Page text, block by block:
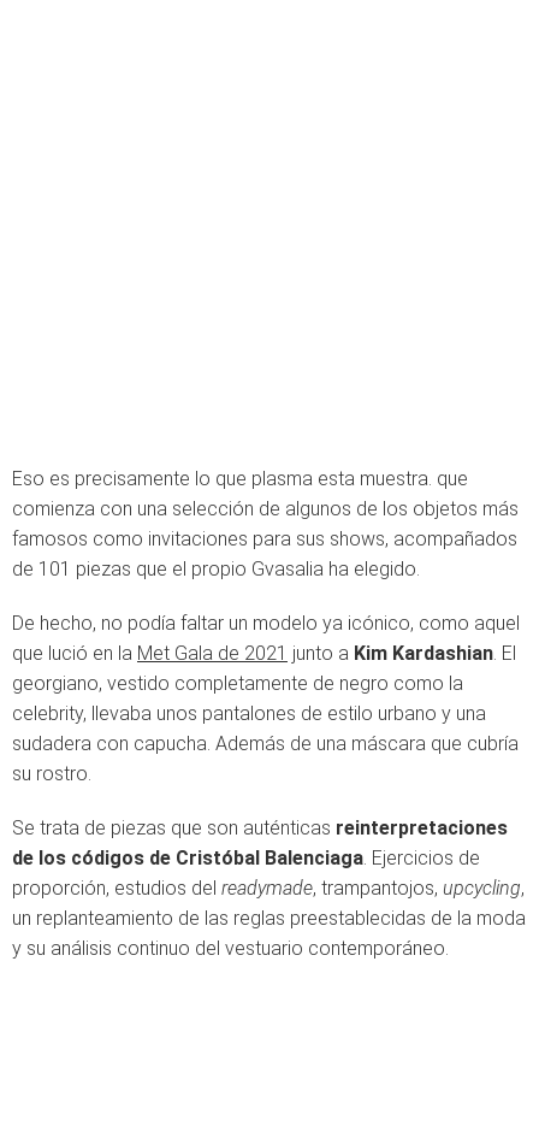
Eso es precisamente lo que plasma esta muestra. que
comienza con una selección de algunos de los objetos más
famosos como invitaciones para sus shows, acompañados
de 101 piezas que el propio Gvasalia ha elegido.
De hecho, no podía faltar un modelo ya icónico, como aquel
que lució en la Met Gala de 2021 junto a Kim Kardashian. El
georgiano, vestido completamente de negro como la
celebrity, llevaba unos pantalones de estilo urbano y una
sudadera con capucha. Además de una máscara que cubría
su rostro.
Se trata de piezas que son auténticas reinterpretaciones
de los códigos de Cristóbal Balenciaga. Ejercicios de
proporción, estudios del readymade, trampantojos, upcycling,
un replanteamiento de las reglas preestablecidas de la moda
y su análisis continuo del vestuario contemporáneo.